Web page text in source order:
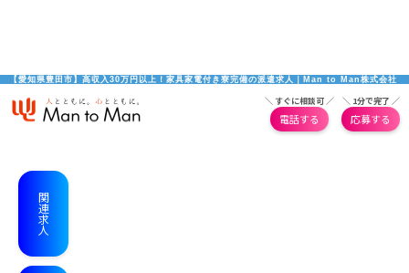
【愛知県豊田市】高収入30万円以上！家具家電付き寮完備の派遣求人｜Man to Man株式会社
＼ すぐに相談可 ／
電話する
＼ 1分で完了 ／
応募する
関連求人